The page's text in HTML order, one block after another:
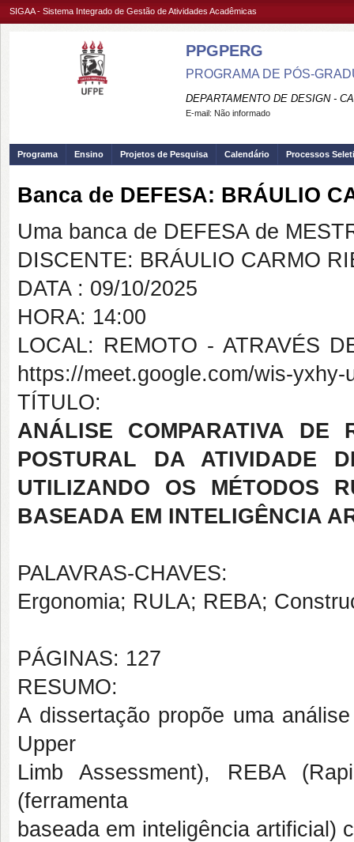
SIGAA - Sistema Integrado de Gestão de Atividades Acadêmicas
PPGPERG
PROGRAMA DE PÓS-
DEPARTAMENTO DE DESIGN -
E-mail: Não informado
Programa Ensino Projetos de Pesquisa Calendário Processos
Banca de DEFESA: BRÁULIO
Uma banca de DEFESA de
DISCENTE: BRÁULIO CARMO
DATA : 09/10/2025
HORA: 14:00
LOCAL: REMOTO - ATRAVÉS
https://meet.google.com/wis-yxhy-
TÍTULO:
ANÁLISE COMPARATIVA DE
POSTURAL DA ATIVIDADE
UTILIZANDO OS MÉTODOS
BASEADA EM INTELIGÊNCIA
PALAVRAS-CHAVES:
Ergonomia; RULA; REBA;
PÁGINAS: 127
RESUMO:
A dissertação propõe uma
Upper
Limb Assessment), REBA
(ferramenta
baseada em inteligência artificial)